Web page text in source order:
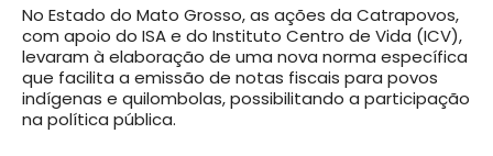
No Estado do Mato Grosso, as ações da Catrapovos,
com apoio do ISA e do Instituto Centro de Vida (ICV),
levaram à elaboração de uma nova norma específica
que facilita a emissão de notas fiscais para povos
indígenas e quilombolas, possibilitando a participação
na política pública.